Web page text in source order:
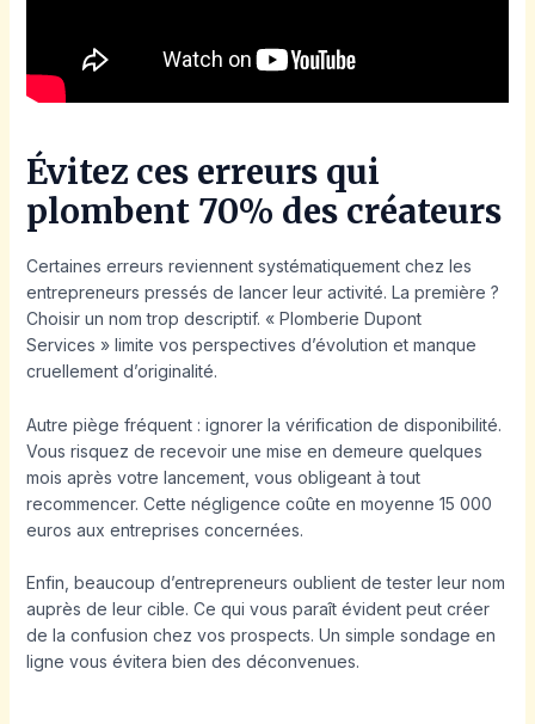
Évitez ces erreurs qui
plombent 70% des créateurs
Certaines erreurs reviennent systématiquement chez les
entrepreneurs pressés de lancer leur activité. La première ?
Choisir un nom trop descriptif. « Plomberie Dupont
Services » limite vos perspectives d’évolution et manque
cruellement d’originalité.
Autre piège fréquent : ignorer la vérification de disponibilité.
Vous risquez de recevoir une mise en demeure quelques
mois après votre lancement, vous obligeant à tout
recommencer. Cette négligence coûte en moyenne 15 000
euros aux entreprises concernées.
Enfin, beaucoup d’entrepreneurs oublient de tester leur nom
auprès de leur cible. Ce qui vous paraît évident peut créer
de la confusion chez vos prospects. Un simple sondage en
ligne vous évitera bien des déconvenues.